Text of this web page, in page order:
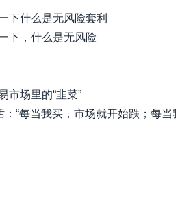
下什么是无风险套利
下，什么是无风险
市场里的“韭菜”
：“每当我买，市场就开始跌；每当